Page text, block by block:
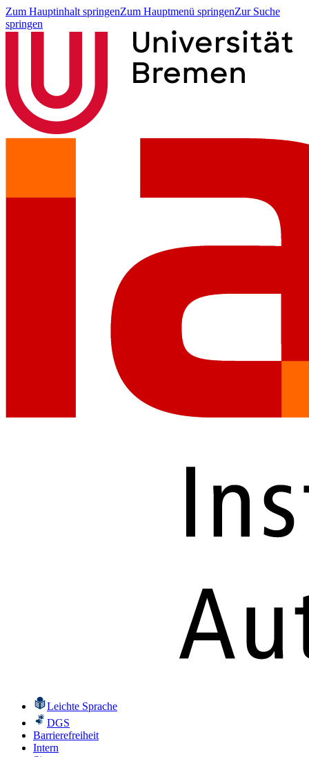
Zum Hauptinhalt springenZum Hauptmenü springenZur Suche
springen
Leichte Sprache
DGS
Barrierefreiheit
Intern